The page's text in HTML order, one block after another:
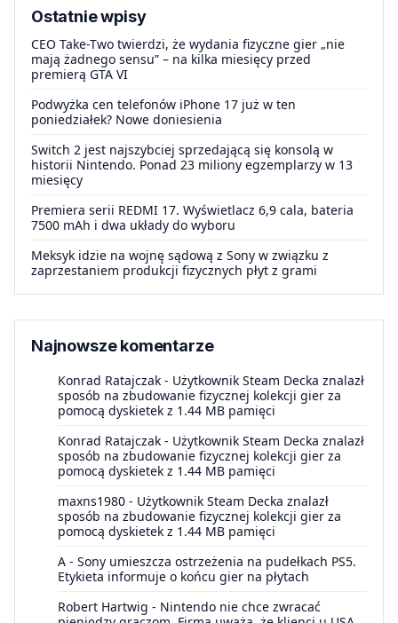
Ostatnie wpisy
CEO Take-Two twierdzi, że wydania fizyczne gier „nie
mają żadnego sensu” – na kilka miesięcy przed
premierą GTA VI
Podwyżka cen telefonów iPhone 17 już w ten
poniedziałek? Nowe doniesienia
Switch 2 jest najszybciej sprzedającą się konsolą w
historii Nintendo. Ponad 23 miliony egzemplarzy w 13
miesięcy
Premiera serii REDMI 17. Wyświetlacz 6,9 cala, bateria
7500 mAh i dwa układy do wyboru
Meksyk idzie na wojnę sądową z Sony w związku z
zaprzestaniem produkcji fizycznych płyt z grami
Najnowsze komentarze
Konrad Ratajczak - Użytkownik Steam Decka znalazł
sposób na zbudowanie fizycznej kolekcji gier za
pomocą dyskietek z 1.44 MB pamięci
Konrad Ratajczak - Użytkownik Steam Decka znalazł
sposób na zbudowanie fizycznej kolekcji gier za
pomocą dyskietek z 1.44 MB pamięci
maxns1980 - Użytkownik Steam Decka znalazł
sposób na zbudowanie fizycznej kolekcji gier za
pomocą dyskietek z 1.44 MB pamięci
A - Sony umieszcza ostrzeżenia na pudełkach PS5.
Etykieta informuje o końcu gier na płytach
Robert Hartwig - Nintendo nie chce zwracać